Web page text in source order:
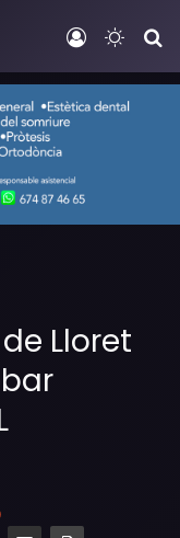
Iniciar
Lloret
Compartir por email Imprimir